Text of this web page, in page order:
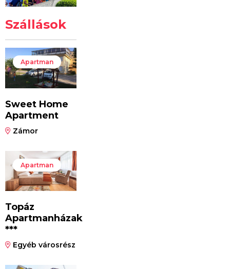
Szállások
Apartman
Sweet Home
Apartment
Zámor
Apartman
Topáz
Apartmanházak
***
Egyéb városrész